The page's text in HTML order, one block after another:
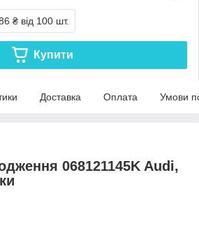
₴ від 100 шт.
Купити
Доставка Оплата Умови
068121145K Audi,